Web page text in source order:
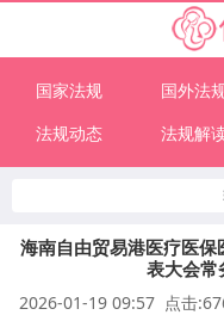
国家法规 国外法
法规动态
法规解
海南自由贸易港医疗医
表大会常
2026-01-19 09:57 点击